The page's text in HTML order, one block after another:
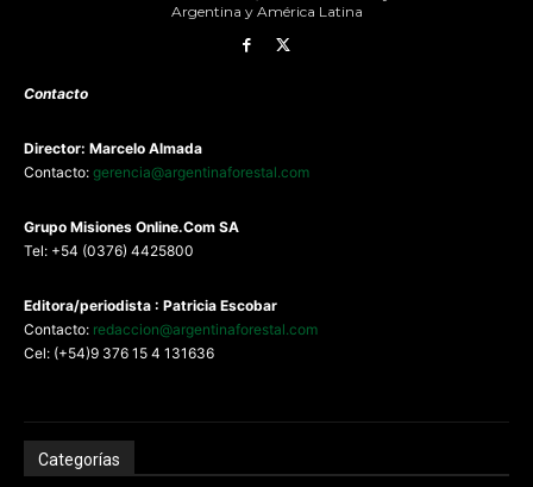
Argentina y América Latina
Contacto
Director: Marcelo Almada
Contacto: gerencia@argentinaforestal.com
Grupo Misiones Online.Com SA
Tel: +54 (0376) 4425800
Editora/periodista : Patricia Escobar
Contacto: redaccion@argentinaforestal.com
Cel: (+54)9 376 15 4 131636
Categorías